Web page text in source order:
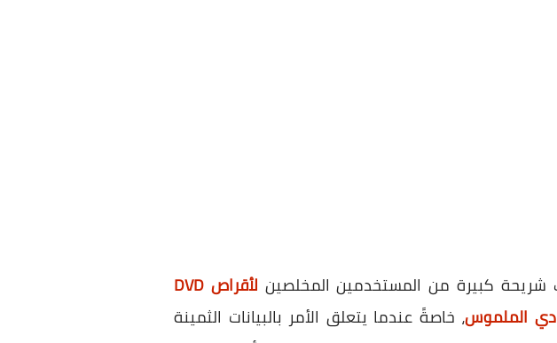
شريحة كبيرة من المستخدمين المخلصين
لأقراص DVD
الملموس، خاصةً عندما يتعلق الأمر بالبيانات الثمينة